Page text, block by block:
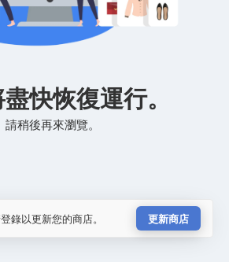
快恢復運行。
請稍後再來瀏覽。
錄以更新您的商店。 更新商店